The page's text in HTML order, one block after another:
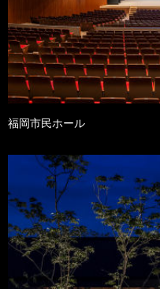
福岡市民ホール